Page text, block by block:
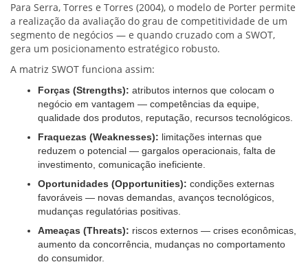
Para Serra, Torres e Torres (2004), o modelo de Porter permite
a realização da avaliação do grau de competitividade de um
segmento de negócios — e quando cruzado com a SWOT,
gera um posicionamento estratégico robusto.
A matriz SWOT funciona assim:
Forças (Strengths): atributos internos que colocam o
negócio em vantagem — competências da equipe,
qualidade dos produtos, reputação, recursos tecnológicos.
Fraquezas (Weaknesses): limitações internas que
reduzem o potencial — gargalos operacionais, falta de
investimento, comunicação ineficiente.
Oportunidades (Opportunities): condições externas
favoráveis — novas demandas, avanços tecnológicos,
mudanças regulatórias positivas.
Ameaças (Threats): riscos externos — crises econômicas,
aumento da concorrência, mudanças no comportamento
do consumidor.